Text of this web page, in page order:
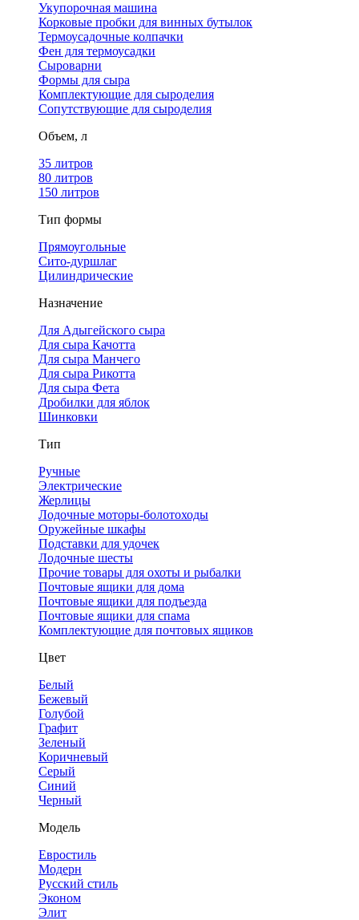
Укупорочная машина
Корковые пробки для винных бутылок
Термоусадочные колпачки
Фен для термоусадки
Сыроварни
Формы для сыра
Комплектующие для сыроделия
Сопутствующие для сыроделия
Объем, л
35 литров
80 литров
150 литров
Тип формы
Прямоугольные
Сито-дуршлаг
Цилиндрические
Назначение
Для Адыгейского сыра
Для сыра Качотта
Для сыра Манчего
Для сыра Рикотта
Для сыра Фета
Дробилки для яблок
Шинковки
Тип
Ручные
Электрические
Жерлицы
Лодочные моторы-болотоходы
Оружейные шкафы
Подставки для удочек
Лодочные шесты
Прочие товары для охоты и рыбалки
Почтовые ящики для дома
Почтовые ящики для подъезда
Почтовые ящики для спама
Комплектующие для почтовых ящиков
Цвет
Белый
Бежевый
Голубой
Графит
Зеленый
Коричневый
Серый
Синий
Черный
Модель
Евростиль
Модерн
Русский стиль
Эконом
Элит